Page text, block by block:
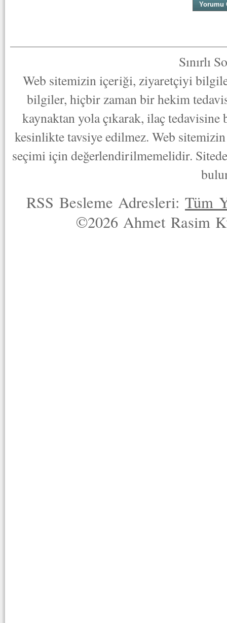
Sınırlı
Web sitemizin içeriği, ziyaretçiyi
bilgiler, hiçbir zaman bir hekim
kaynaktan yola çıkarak, ilaç
kesinlikte tavsiye edilmez. Web
seçimi için değerlendirilmemelidir.
RSS Besleme Adresleri:Tüm
©2026 Ahmet Rasim